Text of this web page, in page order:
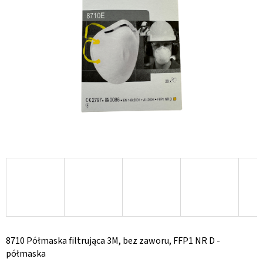
8710 Półmaska filtrująca 3M, bez zaworu, FFP1 NR D -
półmaska